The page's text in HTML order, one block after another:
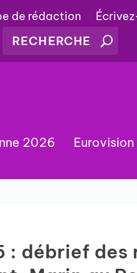
de rédaction
2026 Eurovision
: débrief